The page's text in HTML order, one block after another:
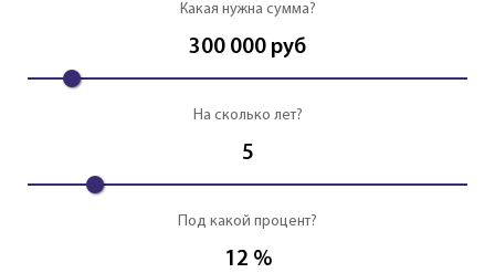
Какая нужна сумма?
300 000 руб
На сколько лет?
5
Под какой процент?
12 %